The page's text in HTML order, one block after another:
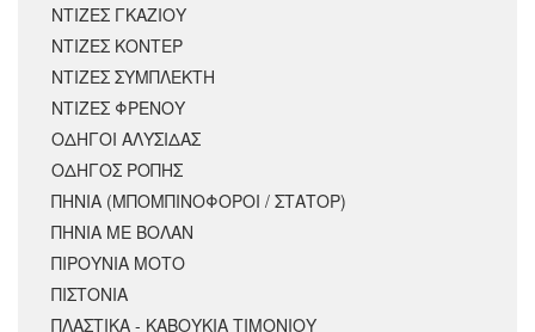
ΝΤΙΖΕΣ ΓΚΑΖΙΟΥ
ΝΤΙΖΕΣ ΚΟΝΤΕΡ
ΝΤΙΖΕΣ ΣΥΜΠΛΕΚΤΗ
ΝΤΙΖΕΣ ΦΡΕΝΟΥ
ΟΔΗΓΟΙ ΑΛΥΣΙΔΑΣ
ΟΔΗΓΟΣ ΡΟΠΗΣ
ΠΗΝΙΑ (ΜΠΟΜΠΙΝΟΦΟΡΟΙ / ΣΤΑΤΟΡ)
ΠΗΝΙΑ ΜΕ ΒΟΛΑΝ
ΠΙΡΟΥΝΙΑ ΜΟΤΟ
ΠΙΣΤΟΝΙΑ
ΠΛΑΣΤΙΚΑ - ΚΑΒΟΥΚΙΑ ΤΙΜΟΝΙΟΥ